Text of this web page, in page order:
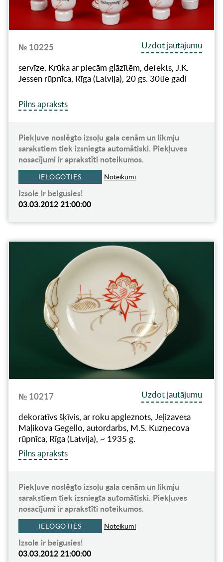
№ 10225
Uzdot jautājumu
servīze, Krūka ar piecām glāzītēm, defekts, J.K.
Jessen rūpnīca, Rīga (Latvija), 20 gs. 30tie gadi
Pilns apraksts
Piekļuve noslēgto izsoļu gala cenām un likmju
sarakstiem tiek izsniegta automātiski. Piekļuves
nosacījumi ir aprakstīti noteikumos.
IELOGOTIES Noteikumi
Izsole ir beigusies!
03.03.2012 21:00:00
№ 10217
Uzdot jautājumu
dekoratīvs šķīvis, ar roku apgleznots, Jeļizaveta
Maļikova Gegello, autordarbs, M.S. Kuzņecova
rūpnīca, Rīga (Latvija), ~ 1935 g.
Pilns apraksts
Piekļuve noslēgto izsoļu gala cenām un likmju
sarakstiem tiek izsniegta automātiski. Piekļuves
nosacījumi ir aprakstīti noteikumos.
IELOGOTIES Noteikumi
Izsole ir beigusies!
03.03.2012 21:00:00